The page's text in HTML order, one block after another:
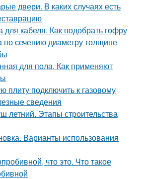
двери. В каких случаях есть
для кабеля. Как подобрать гофру
по сечению диаметру толщине
для пола. Как применяют
плиту подключить к газовому
сведения
летний. Этапы строительства
Варианты использования
что это. Что такое